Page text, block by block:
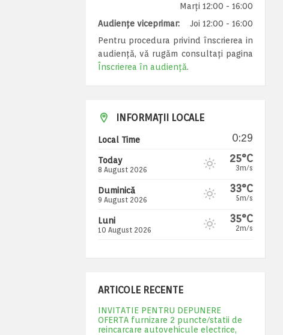
Marți 12:00 - 16:00
Audiențe viceprimar:
Joi 12:00 - 16:00
Pentru procedura privind înscrierea in
audiență, vă rugăm consultați pagina
Înscrierea în audiență.
INFORMAȚII LOCALE
Local Time 0:29
Today
8 August 2026
25°C
3m/s
Duminică
9 August 2026
33°C
5m/s
Luni
10 August 2026
35°C
2m/s
ARTICOLE RECENTE
INVITATIE PENTRU DEPUNERE
OFERTA furnizare 2 puncte/statii de
reincarcare autovehicule electrice,